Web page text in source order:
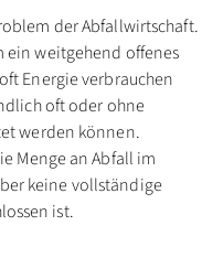
der Abfallwirtschaft.
ein weitgehend offenes
Energie verbrauchen
oft oder ohne
werden können.
Menge an Abfall im
keine vollständige
ist.